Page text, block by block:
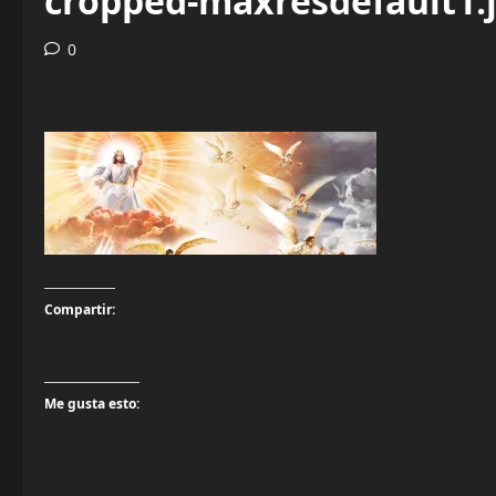
0
Compartir:
Me gusta esto: